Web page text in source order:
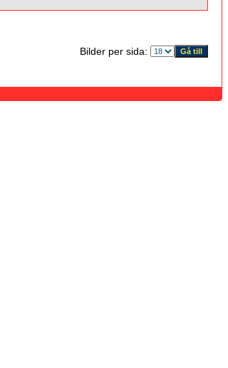
Bilder per sida: